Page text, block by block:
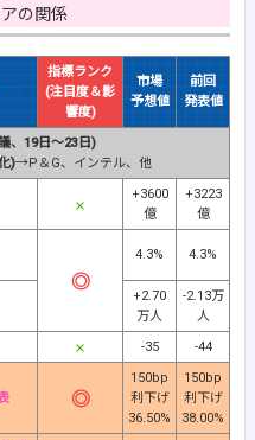
の関係
指標ランク
(注目度＆影
響度)
市場
予想値
前回
発表値
、19日～23日)
)→P＆G、インテル、他
+3600
億
+3223
億
4.3% 4.3%
+2.70
万人
-2.13万
人
-35 -44
150bp
利下げ
36.50%
150bp
利下げ
38.00%